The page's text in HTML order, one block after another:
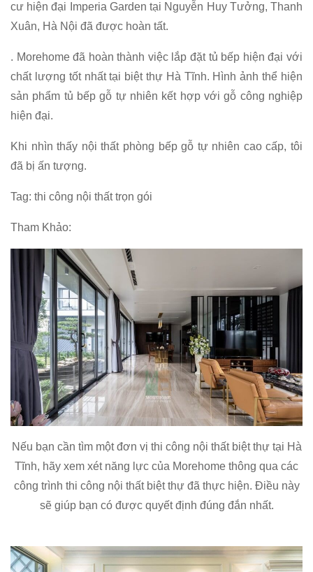
cư hiện đại Imperia Garden tại Nguyễn Huy Tưởng, Thanh
Xuân, Hà Nội đã được hoàn tất.
. Morehome đã hoàn thành việc lắp đặt tủ bếp hiện đại với
chất lượng tốt nhất tại biệt thự Hà Tĩnh. Hình ảnh thể hiện
sản phẩm tủ bếp gỗ tự nhiên kết hợp với gỗ công nghiệp
hiện đại.
Khi nhìn thấy nội thất phòng bếp gỗ tự nhiên cao cấp, tôi
đã bị ấn tượng.
Tag: thi công nội thất trọn gói
Tham Khảo:
Nếu bạn cần tìm một đơn vị thi công nội thất biệt thự tại Hà
Tĩnh, hãy xem xét năng lực của Morehome thông qua các
công trình thi công nội thất biệt thự đã thực hiện. Điều này
sẽ giúp bạn có được quyết định đúng đắn nhất.